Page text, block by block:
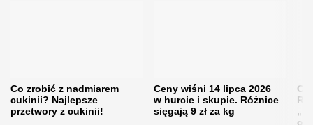
Co zrobić z nadmiarem
cukinii? Najlepsze
przetwory z cukinii!
Ceny wiśni 14 lipca 2026
w hurcie i skupie. Różnice
sięgają 9 zł za kg